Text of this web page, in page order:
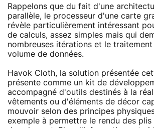
Rappelons que du fait d'une
parallèle, le processeur d'une carte
révèle particulièrement intéressant
de calculs, assez simples mais qui
nombreuses itérations et le
volume de données.
Havok Cloth, la solution présentée
présente comme un kit de
accompagné d'outils destinés à la
vêtements ou d'éléments de décor
mouvoir selon des principes
exemple à permettre le rendu des